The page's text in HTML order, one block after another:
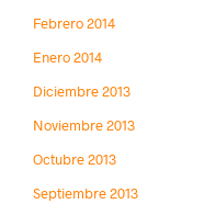
Febrero 2014
Enero 2014
Diciembre 2013
Noviembre 2013
Octubre 2013
Septiembre 2013